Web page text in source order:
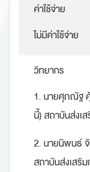
ค่าใช้จ่าย
ไม่มีค่าใช้จ่าย
วิทยากร
1. นายศุภณัฐ
นี้) สถาบันส่งเ
2. นายนิพนธ์ จั
สถาบันส่งเสริ